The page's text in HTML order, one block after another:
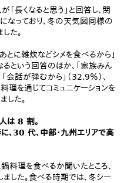
長くなると思う」と回答し、関
なっており、冬の天気図同様の
た。
とに雑炊などシメを食べるから」
という回答のほか、「家族みん
会話が弾むから」（32.9％）、
理を通じてコミュニケーションを
した。
は 8 割。
30 代、中部・九州エリアで高
理を食べるか聞いたところ、
した。食べる時期では、冬シー